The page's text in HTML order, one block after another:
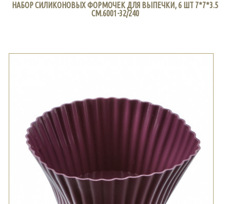
НАБОР СИЛИКОНОВЫХ ФОРМОЧЕК ДЛЯ ВЫПЕЧКИ, 6 ШТ 7*7*3.5
СМ.6001-32/240